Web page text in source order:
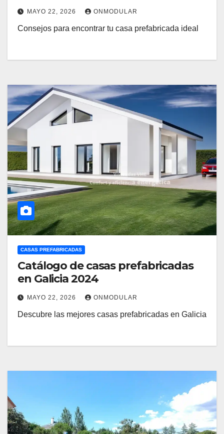
MAYO 22, 2026 ONMODULAR
Consejos para encontrar tu casa prefabricada ideal
CASAS PREFABRICADAS
Catálogo de casas prefabricadas
en Galicia 2024
MAYO 22, 2026 ONMODULAR
Descubre las mejores casas prefabricadas en Galicia